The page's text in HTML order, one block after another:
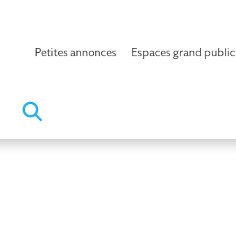
Petites annonces Espaces grand public